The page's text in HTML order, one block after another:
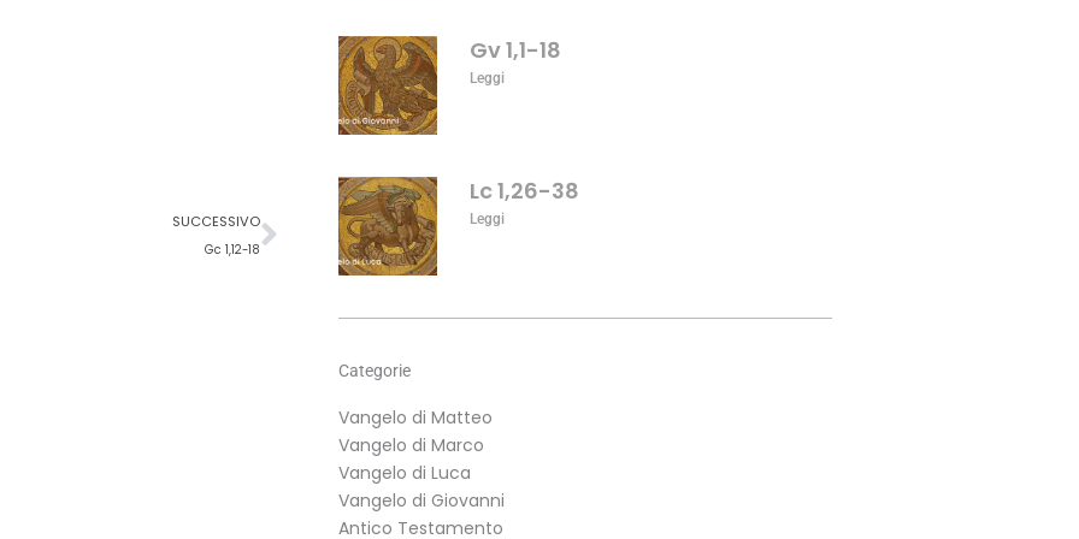
SUCCESSIVO
Gc 1,12-18
Successivo
Gv 1,1-18
Leggi
Lc 1,26-38
Leggi
Categorie
Vangelo di Matteo
Vangelo di Marco
Vangelo di Luca
Vangelo di Giovanni
Antico Testamento